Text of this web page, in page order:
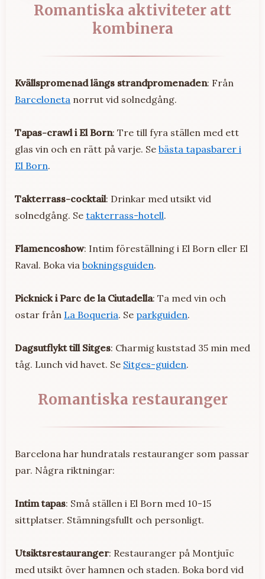
Romantiska aktiviteter att
kombinera
Kvällspromenad längs strandpromenaden: Från
Barceloneta norrut vid solnedgång.
Tapas-crawl i El Born: Tre till fyra ställen med ett
glas vin och en rätt på varje. Se bästa tapasbarer i
El Born.
Takterrass-cocktail: Drinkar med utsikt vid
solnedgång. Se takterrass-hotell.
Flamencoshow: Intim föreställning i El Born eller El
Raval. Boka via bokningsguiden.
Picknick i Parc de la Ciutadella: Ta med vin och
ostar från La Boqueria. Se parkguiden.
Dagsutflykt till Sitges: Charmig kuststad 35 min med
tåg. Lunch vid havet. Se Sitges-guiden.
Romantiska restauranger
Barcelona har hundratals restauranger som passar
par. Några riktningar:
Intim tapas: Små ställen i El Born med 10-15
sittplatser. Stämningsfullt och personligt.
Utsiktsrestauranger: Restauranger på Montjuïc
med utsikt över hamnen och staden. Boka bord vid